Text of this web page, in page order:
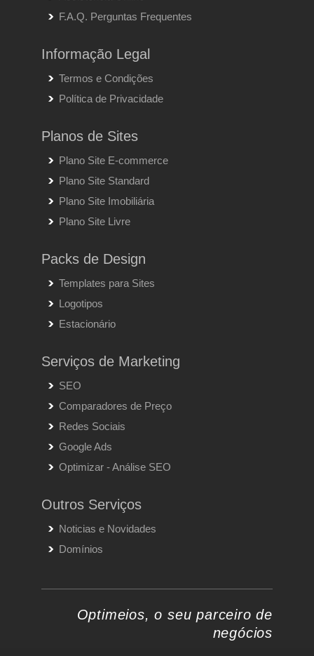
F.A.Q. Perguntas Frequentes
Informação Legal
Termos e Condições
Política de Privacidade
Planos de Sites
Plano Site E-commerce
Plano Site Standard
Plano Site Imobiliária
Plano Site Livre
Packs de Design
Templates para Sites
Logotipos
Estacionário
Serviços de Marketing
SEO
Comparadores de Preço
Redes Sociais
Google Ads
Optimizar - Análise SEO
Outros Serviços
Noticias e Novidades
Domínios
Optimeios, o seu parceiro de
negócios